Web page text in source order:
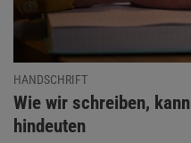
HANDSCHRIFT
:
Wie wir schreiben,
hindeuten